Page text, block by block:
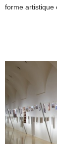
forme artistique